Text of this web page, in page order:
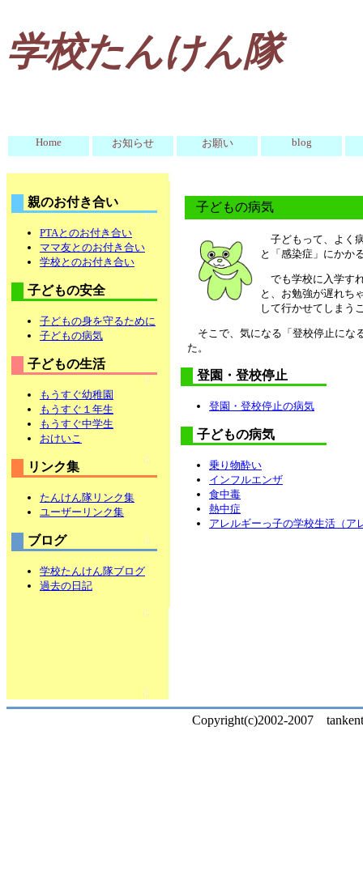
学校たんけん隊
Home お知らせ お願い blog
親のお付き合い
PTAとのお付き合い
ママ友とのお付き合い
学校とのお付き合い
子どもの安全
子どもの身を守るために
子どもの病気
子どもの生活
もうすぐ幼稚園
もうすぐ１年生
もうすぐ中学生
おけいこ
リンク集
たんけん隊リンク集
ユーザーリンク集
ブログ
学校たんけん隊ブログ
過去の日記
子どもの病気
子どもって、よく
と「感染症」にかか
でも学校に入学す
と、お勉強が遅れち
して行かせてしまう
そこで、気になる「登校停止にな
た。
登園・登校停止
登園・登校停止の病気
子どもの病気
乗り物酔い
インフルエンザ
食中毒
熱中症
アレルギーっ子の学校生活（ア
Copyright(c)2002-2007